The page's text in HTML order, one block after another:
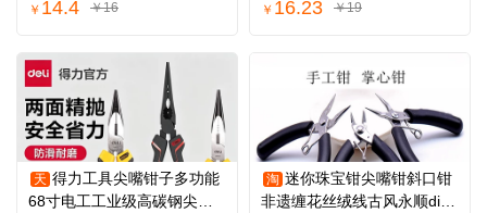
￥ 14.4 ￥16 ￥ 16.23 ￥19
天 得力工具尖嘴钳子多功能
68寸电工工业级高碳钢尖嘴
淘 迷你珠宝钳尖嘴钳斜口钳
非遗缠花丝绒线古风永顺diy